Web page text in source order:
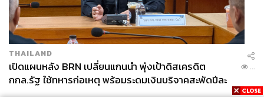
THAILAND
เปิดแผนหลัง BRN เปลี่ยนแกนนำ พุ่งเป้าดิสเครดิต
กกล.รัฐ ใช้ทหารก่อเหตุ พร้อมระดมเงินบริจาคสะพัดปีละ
2,000 ล้านบาท
...